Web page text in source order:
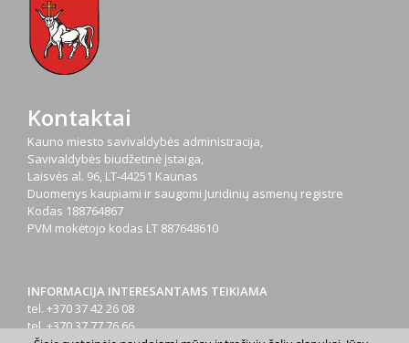
Kontaktai
Kauno miesto savivaldybės administracija,
Savivaldybės biudžetinė įstaiga,
Laisvės al. 96, LT-44251 Kaunas
Duomenys kaupiami ir saugomi Juridinių asmenų registre
Kodas 188764867
PVM mokėtojo kodas LT 887648610
INFORMACIJA INTERESANTAMS TEIKIAMA
tel. +370 37 42 26 08
tel. +370 37 77 76 66